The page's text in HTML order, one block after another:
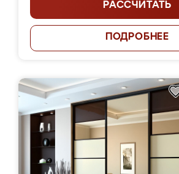
РАССЧИТАТЬ
ПОДРОБНЕЕ